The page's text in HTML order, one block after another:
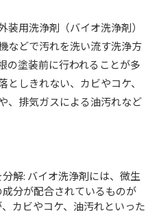
装用洗浄剤（バイオ洗浄剤）
などで汚れを洗い流す洗浄方
の塗装前に行われることが多
しきれない、カビやコケ、
、排気ガスによる油汚れなど
解: バイオ洗浄剤には、微生
分が配合されているものが
カビやコケ、油汚れといった